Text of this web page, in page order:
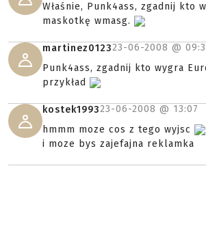
Właśnie, Punk4ass, zgadnij kto
maskotkę wmasg.
martinez012323-06-2008 @
Punk4ass, zgadnij kto wygra
przykład
kostek199323-06-2008 @ 13:07
hmmm moze cos z tego wyjsc
i moze bys zajefajna reklamka